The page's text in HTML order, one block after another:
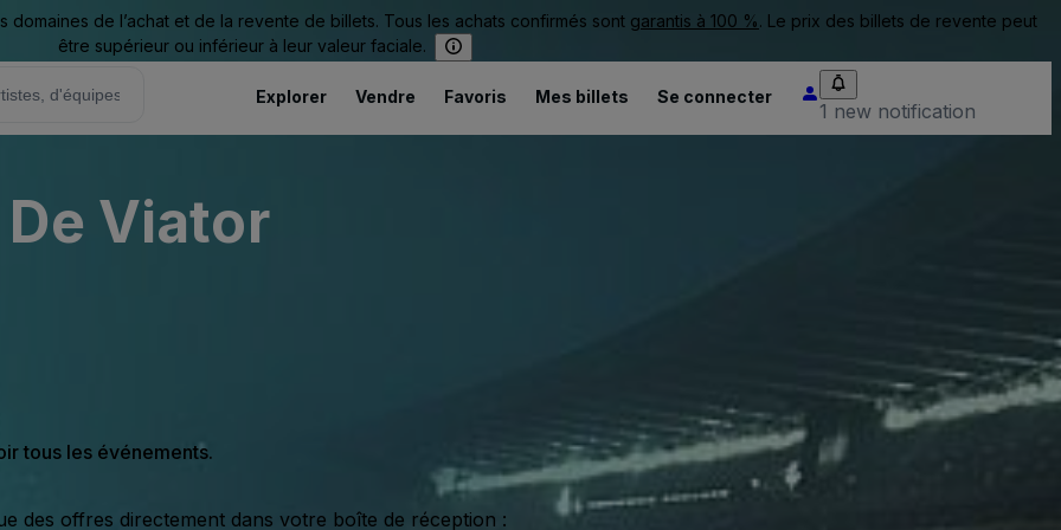
de l’achat et de la revente de billets. Tous les achats confirmés sont garantis à 100 %. Le prix des billets de revente peut
être supérieur ou inférieur à leur valeur faciale.
Explorer Vendre Favoris Mes billets Se connecter
1 new notification
Viator
tous les événements.
des offres directement dans votre boîte de réception :